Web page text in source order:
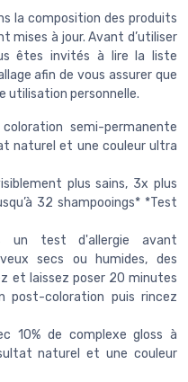
la composition des produits
mises à jour. Avant d’utiliser
êtes invités à lire la liste
afin de vous assurer que
utilisation personnelle.
semi-permanente
naturel et une couleur ultra
plus sains, 3x plus
32 shampooings* *Test
un test d'allergie avant
secs ou humides, des
et laissez poser 20 minutes
post-coloration puis rincez
10% de complexe gloss à
naturel et une couleur